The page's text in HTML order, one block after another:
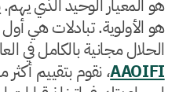
هو المعيار الوحيد الذي
هو الأولوية. تبادلات هي
الحلال مجانية بالكامل في
AAOIFI